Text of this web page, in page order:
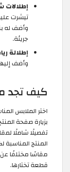
إطلالات
تيشرت
وأضف له
جريئة.
إطلالة
وأضف
كيف تجد
اختر الملابس
بزيارة صفحة
تفصيلًا شاملًا
المنتج
مقاسًا مختلفًا عن
قطعة تختارها.